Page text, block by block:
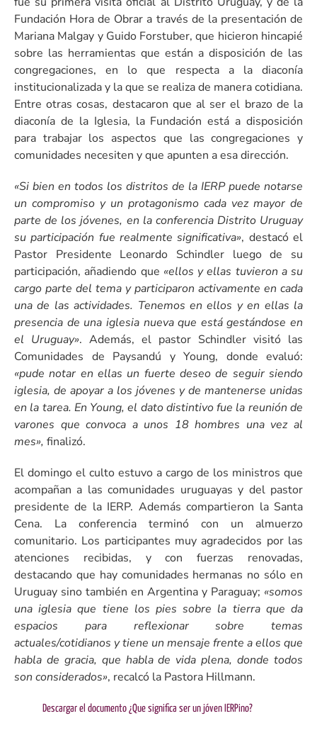
Fundación Hora de Obrar a través de la presentación de
Mariana Malgay y Guido Forstuber, que hicieron hincapié
sobre las herramientas que están a disposición de las
congregaciones, en lo que respecta a la diaconía
institucionalizada y la que se realiza de manera cotidiana.
Entre otras cosas, destacaron que al ser el brazo de la
diaconía de la Iglesia, la Fundación está a disposición
para trabajar los aspectos que las congregaciones y
comunidades necesiten y que apunten a esa dirección.
«Si bien en todos los distritos de la IERP puede notarse
un compromiso y un protagonismo cada vez mayor de
parte de los jóvenes, en la conferencia Distrito Uruguay
su participación fue realmente significativa», destacó el
Pastor Presidente Leonardo Schindler luego de su
participación, añadiendo que «ellos y ellas tuvieron a su
cargo parte del tema y participaron activamente en cada
una de las actividades. Tenemos en ellos y en ellas la
presencia de una iglesia nueva que está gestándose en
el Uruguay». Además, el pastor Schindler visitó las
Comunidades de Paysandú y Young, donde evaluó:
«pude notar en ellas un fuerte deseo de seguir siendo
iglesia, de apoyar a los jóvenes y de mantenerse unidas
en la tarea. En Young, el dato distintivo fue la reunión de
varones que convoca a unos 18 hombres una vez al
mes», finalizó.
El domingo el culto estuvo a cargo de los ministros que
acompañan a las comunidades uruguayas y del pastor
presidente de la IERP. Además compartieron la Santa
Cena. La conferencia terminó con un almuerzo
comunitario. Los participantes muy agradecidos por las
atenciones recibidas, y con fuerzas renovadas,
destacando que hay comunidades hermanas no sólo en
Uruguay sino también en Argentina y Paraguay; «somos
una iglesia que tiene los pies sobre la tierra que da
espacios para reflexionar sobre temas
actuales/cotidianos y tiene un mensaje frente a ellos que
habla de gracia, que habla de vida plena, donde todos
son considerados», recalcó la Pastora Hillmann.
Descargar el documento ¿Que significa ser un jóven IERPino?